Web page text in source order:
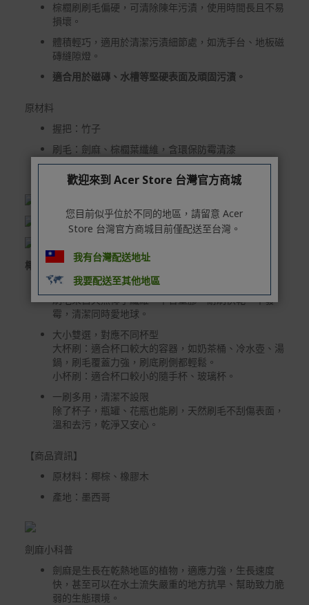
非Acer旗下品牌商品依配合廠商規範，可能會有無法配送
外島的狀況，
您可以於「我的訂單」內查詢訂單出貨狀態 (路徑：我的帳
號 > 我的訂單)。
可在出貨後的兩個工作天內送達。
預購商品依商品頁面上的出貨時間安排，且有可能因實際
生產狀況有延後情況發生。
保固與售後服務
s://www.acer.com/tw-zh/support/warranty/product-wa
情請參考商品說明。
如有相關保固問題以及售後服務問題，您可以透過專線或
服務信箱聯繫客服。
付款方式
本網站提供以下付款方式：
信用卡一次付清：支援Visa、Master Card及JCB卡
別
信用卡分期付款：限指定商品使用，滿1千享3期0利
率/滿1萬享3期0利率/滿3萬享12期0利率
LINEPAY(含iPASS MONEY)
Apple Pay：須使用行動裝置
Samsung Wallet (原Samsung Pay)：須使用行動裝
棕櫚刷刷毛偏硬，可清除陳年污漬，使用時間長且不易
損壞。
體積輕巧，適用於清潔污漬細節處，如洗手台、地板磁
磚縫隙燈。
適合用於磁磚、水槽等堅硬表面及頑固污漬。
原材料
握把：竹子
刷毛：劍麻、棕櫚葉纖維，含環保防霉清漆
椰棕杯刷
天然椰棕刷毛，環保又耐刷
刷毛來自天然椰子纖維，不含塑膠，耐刷快乾、不發
霉，清潔同時愛地球。
大小雙選，對應不同杯型
大杯刷：適合杯口較大的容器，如奶茶桶、冷水壺、湯
鍋，刷毛覆蓋力強，刷底刷側都輕鬆。
小杯刷：適合杯口較小的隨手杯、玻璃杯。
一刷多用，清潔不設限
除了杯子，瓶罐、花瓶也能刷，天然刷毛不刮傷表面，
溫和去污，乾淨又安心。
【商品資訊】
原材料：椰棕、橡膠木
產地：墨西哥
劍麻小科普
劍麻是生長在乾熱地區的植物，適應力強，生長速度
快，甚至可以在水土流失嚴重的地方抗旱、幫助致力脆
弱的生態環境。
歡迎來到 Acer Store 台灣官方商城
您目前似乎位於不同的地區，請留意 Acer
Store 台灣官方商城目前僅配送至台灣。
我有台灣配送地址
我要配送至其他地區